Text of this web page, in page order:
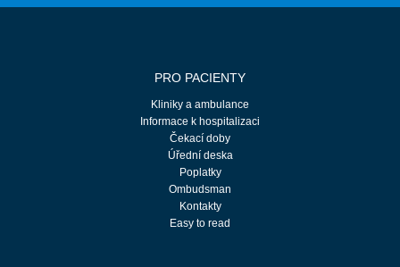
PRO PACIENTY
Kliniky a ambulance
Informace k hospitalizaci
Čekací doby
Úřední deska
Poplatky
Ombudsman
Kontakty
Easy to read